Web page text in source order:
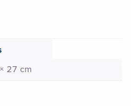
27 cm